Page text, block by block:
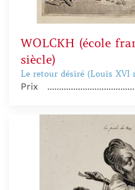
WOLCKH (école
siècle)
Le retour désiré (Louis XVI
Prix